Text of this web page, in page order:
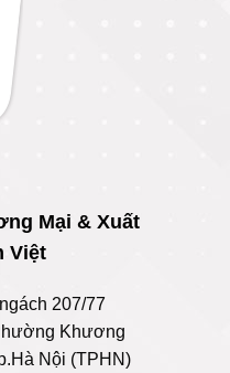
Mại & Xuất
Việt
207/77
Khương
Nội (TPHN)